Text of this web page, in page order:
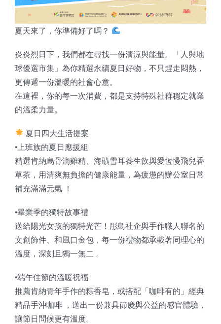
知識庫
亞洲影響力管理評論
夏天來了，你準備好了嗎？
炎炎烈日下，我們都在尋找一份清涼與能量。「人與地
球優選市集」為你精選永續夏日好物，不只趕走悶熱，
更傳遞一份溫暖的社會心意。
在這裡，你的每一次消費，都是支持特殊社群穩定就業
的溫柔力量。
夏日四大生活提案
•上班族的夏日應援組
精選肯納烏骨滴雞精、海礦雪耳養生飲與愛恆慢飛兒香
草茶，用清爽無負擔的健康能量，為疲憊的辦公室日常
補充滿滿元氣 ！
•畢業季的獨特故事禮
送給陽光女孩的獨特光芒！彤鳥社企與手作職人聯名的
文創飾件、和風口金包，每一份禮物都承載著同理心的
溫度，深刻且獨一無二 。
•端午佳節的溫暖祝福
推薦肯納青年手作的粽香皂，或搭配「咖啡有的」經典
精品手沖咖啡 ，送出一份兼具節慶與公益的感官體驗，
讓節日問候更有溫度。